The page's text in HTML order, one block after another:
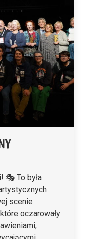
🎭 To była
scenie
oczarowały